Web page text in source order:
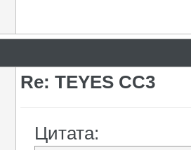
Re: TEYES CC3
Цитата: